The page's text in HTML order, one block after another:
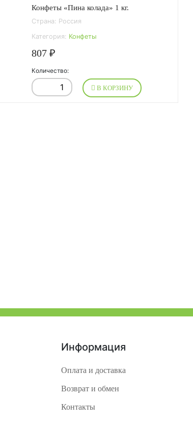
Конфеты «Пина колада» 1 кг.
Страна: Россия
Категория: Конфеты
807 ₽
Количество:
В КОРЗИНУ
Информация
Оплата и доставка
Возврат и обмен
Контакты